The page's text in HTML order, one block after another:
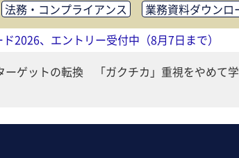
法務・コンプライアンス
業務資料ダウンロ
社内コミュニケーション活性化
FM・オフ
減 アウトソーシング・BPO
調査・レ
2026、エントリー受付中（8月7日まで）
ーゲットの転換 「ガクチカ」重視をやめて